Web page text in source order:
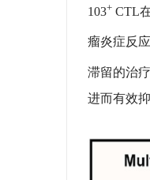
103+ CTL
瘤炎症反
滞留的治
进而有效